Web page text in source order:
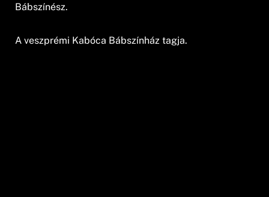
Bábszínész.
A veszprémi Kabóca Bábszínház tagja.